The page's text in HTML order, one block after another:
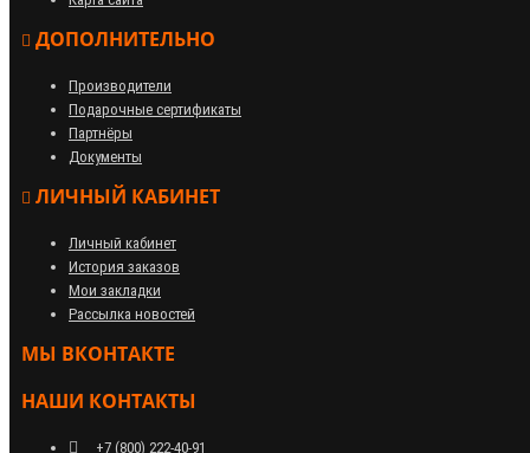
ДОПОЛНИТЕЛЬНО
Производители
Подарочные сертификаты
Партнёры
Документы
ЛИЧНЫЙ КАБИНЕТ
Личный кабинет
История заказов
Мои закладки
Рассылка новостей
МЫ ВКОНТАКТЕ
НАШИ КОНТАКТЫ
+7 (800) 222-40-91